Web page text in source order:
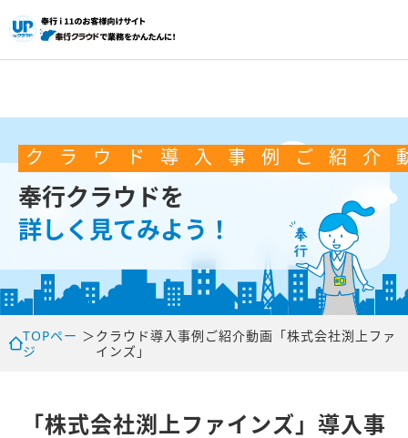
ク ラ ウ ド 導 入 事 例 ご 紹 介
奉行クラウドを
詳しく見てみよう！
TOPペー
ジ
＞ クラウド 導入事例ご紹介動画「株式会社渕上ファ
インズ」
「株式会社渕上ファインズ」導入事